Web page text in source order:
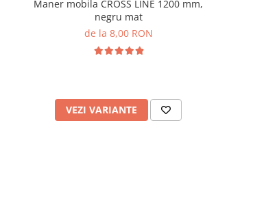
Maner mobila CROSS LINE 1200 mm,
negru mat
de la 8,00 RON
VEZI VARIANTE